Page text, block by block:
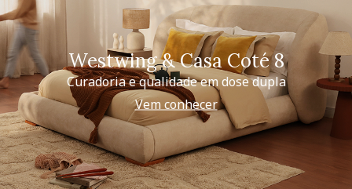
Westwing & Casa Coté 8
Curadoria e qualidade em dose dupla
Vem conhecer